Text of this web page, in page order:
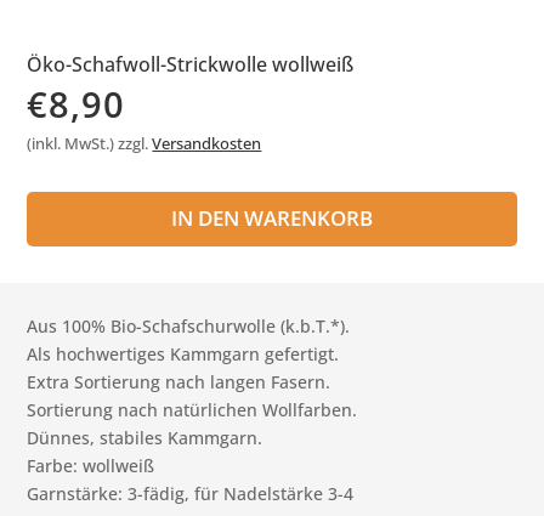
Öko-Schafwoll-Strickwolle wollweiß
€8,90
(inkl. MwSt.) zzgl.Versandkosten
Aus 100% Bio-Schafschurwolle (k.b.T.*).
Als hochwertiges Kammgarn gefertigt.
Extra Sortierung nach langen Fasern.
Sortierung nach natürlichen Wollfarben.
Dünnes, stabiles Kammgarn.
Farbe: wollweiß
Garnstärke: 3-fädig, für Nadelstärke 3-4
IN DEN WARENKORB